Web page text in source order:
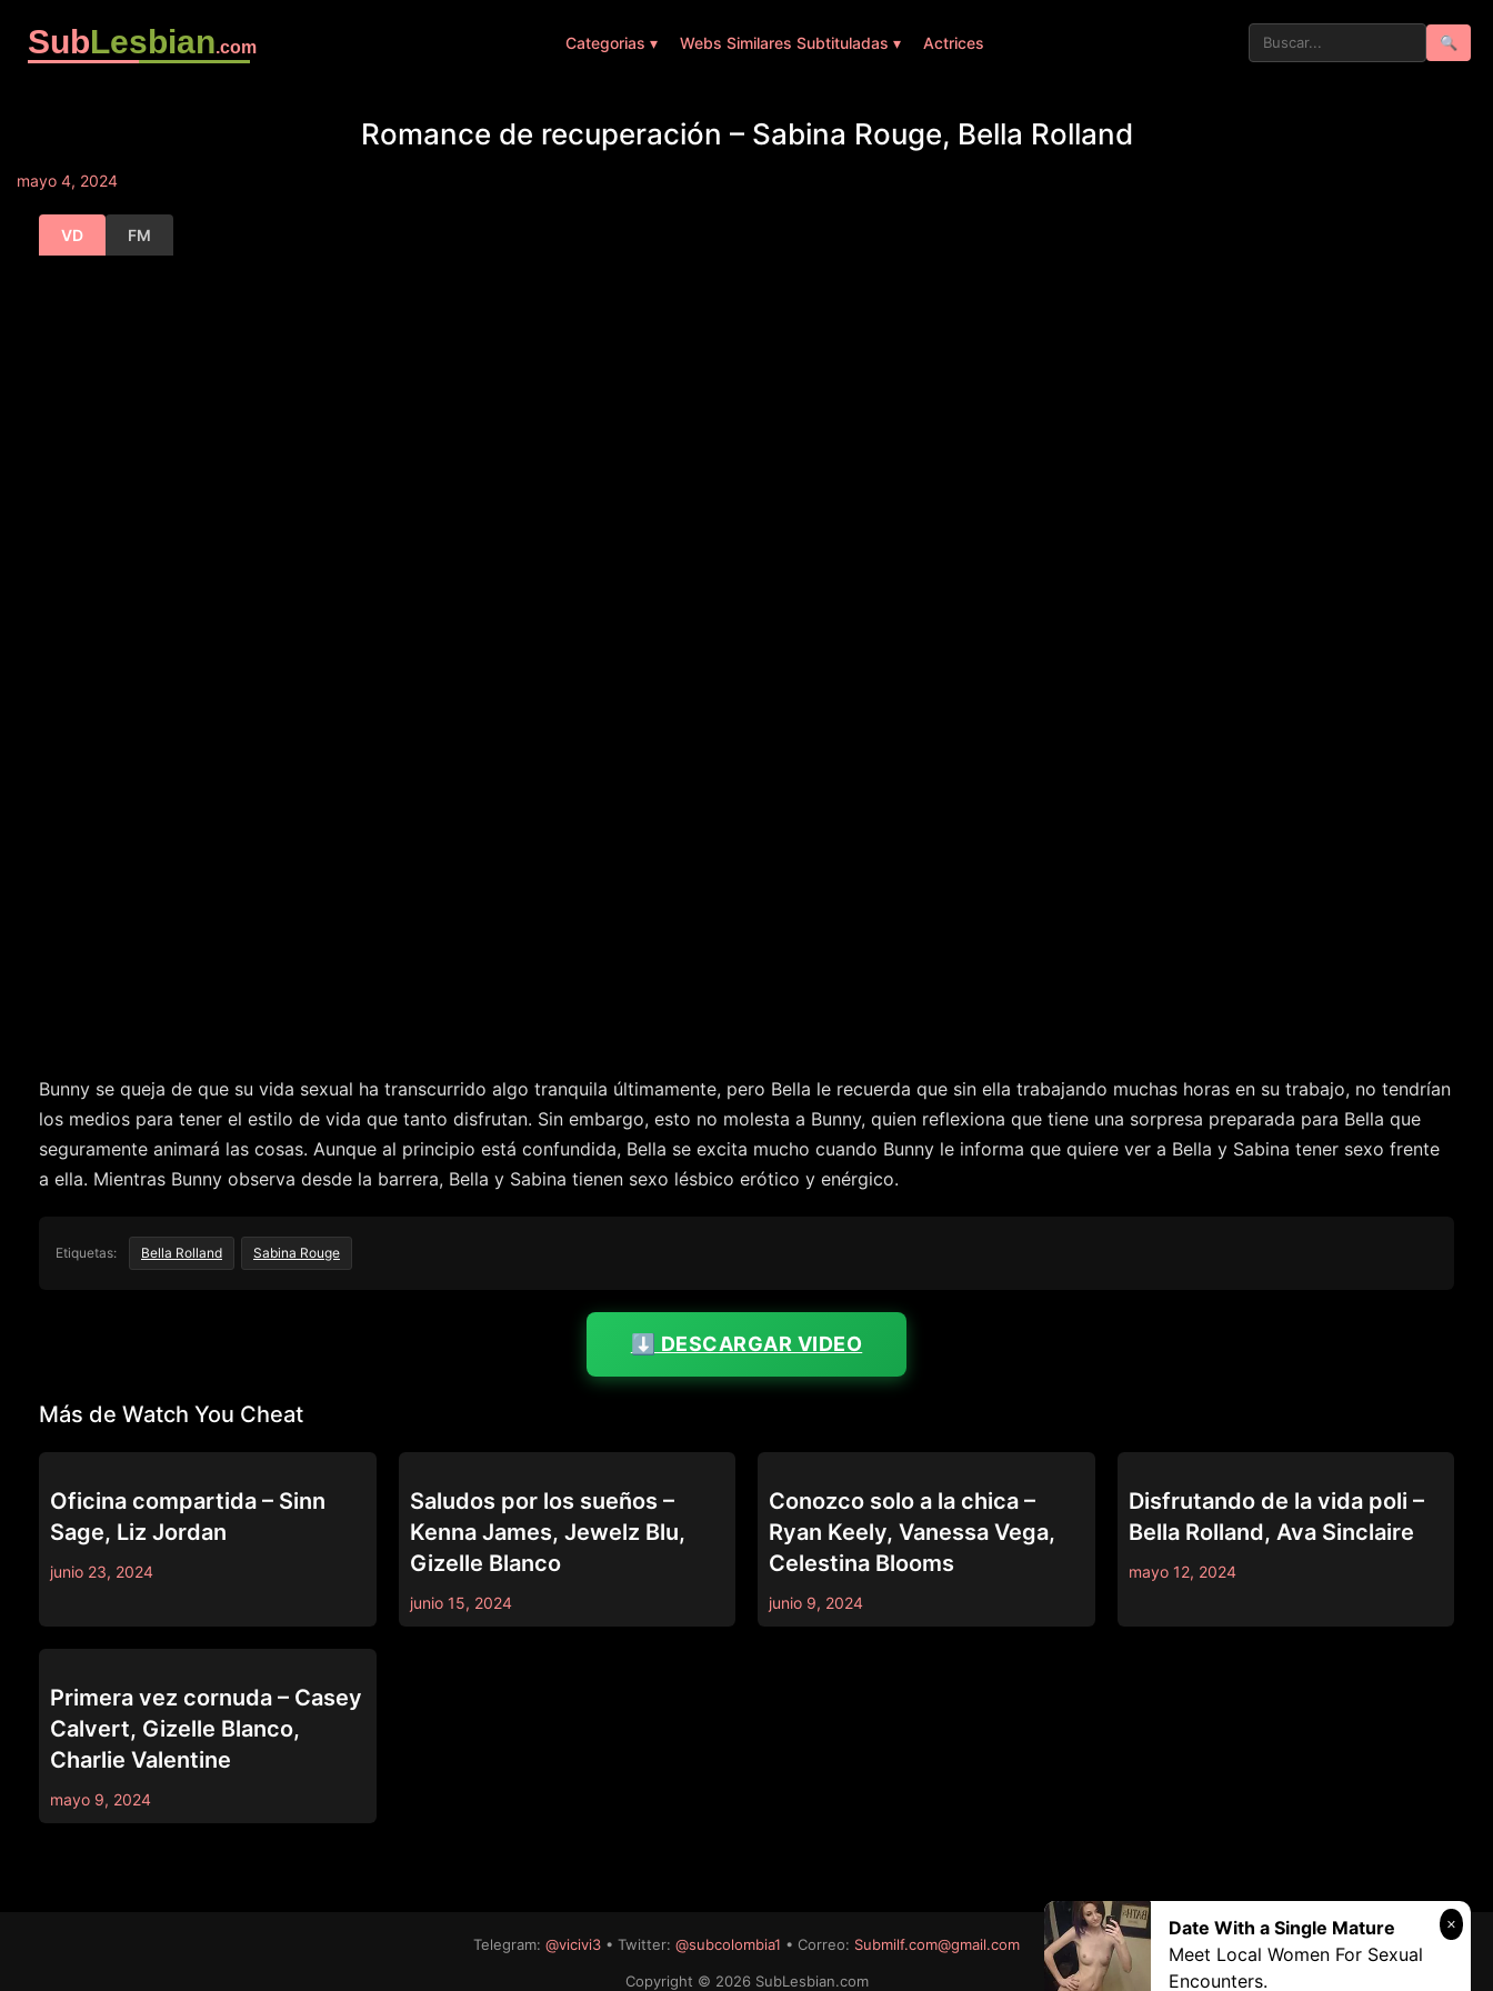
SubLesbian.com Categorias ▾ Webs Similares Subtituladas ▾ Actrices 🔍
Date With a Single Mature
Meet Local Women For Sexual
Encounters.
Romance de recuperación – Sabina Rouge, Bella Rolland
mayo 4, 2024
VD FM
Bunny se queja de que su vida sexual ha transcurrido algo tranquila últimamente, pero Bella le recuerda que sin ella trabajando muchas horas en su trabajo, no tendrían
los medios para tener el estilo de vida que tanto disfrutan. Sin embargo, esto no molesta a Bunny, quien reflexiona que tiene una sorpresa preparada para Bella que
seguramente animará las cosas. Aunque al principio está confundida, Bella se excita mucho cuando Bunny le informa que quiere ver a Bella y Sabina tener sexo frente
a ella. Mientras Bunny observa desde la barrera, Bella y Sabina tienen sexo lésbico erótico y enérgico.
Etiquetas: Bella Rolland Sabina Rouge
⬇️ DESCARGAR VIDEO
Más de Watch You Cheat
Oficina compartida – Sinn
Sage, Liz Jordan
junio 23, 2024
Saludos por los sueños –
Kenna James, Jewelz Blu,
Gizelle Blanco
junio 15, 2024
Conozco solo a la chica –
Ryan Keely, Vanessa Vega,
Celestina Blooms
junio 9, 2024
Disfrutando de la vida poli –
Bella Rolland, Ava Sinclaire
mayo 12, 2024
Primera vez cornuda – Casey
Calvert, Gizelle Blanco,
Charlie Valentine
mayo 9, 2024
Telegram: @vicivi3 • Twitter: @subcolombia1 • Correo: Submilf.com@gmail.com
Copyright © 2026 SubLesbian.com